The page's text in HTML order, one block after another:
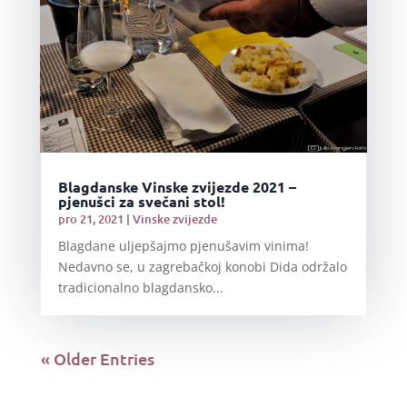
Blagdanske Vinske zvijezde 2021 –
pjenušci za svečani stol!
pro 21, 2021 | Vinske zvijezde
Blagdane uljepšajmo pjenušavim vinima!
Nedavno se, u zagrebačkoj konobi Dida održalo
tradicionalno blagdansko...
« Older Entries